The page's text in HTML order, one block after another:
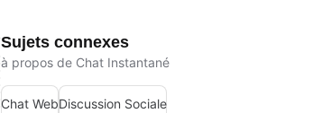
Sujets connexes
à propos de Chat Instantané
Chat WebDiscussion Sociale